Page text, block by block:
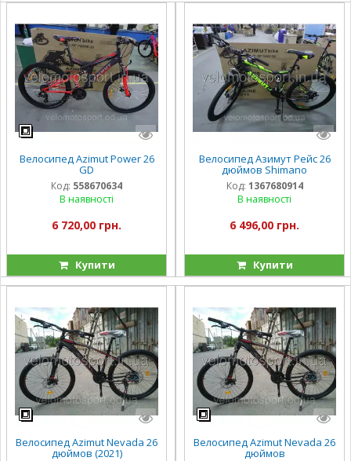
Велосипед Azimut Power 26
GD
Код: 558670634
В наявності
6 720,00 грн.
Купити
Велосипед Азимут Рейс 26
дюймов Shimano
Код: 1367680914
В наявності
6 496,00 грн.
Купити
Велосипед Azimut Nevada 26
дюймов (2021)
Велосипед Azimut Nevada 26
дюймов